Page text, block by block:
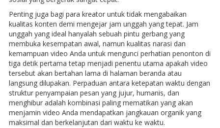
Penting juga bagi para kreator untuk tidak mengabaikan
kualitas konten demi mengejar jam unggah yang tepat. Jam
unggah yang ideal hanyalah sebuah pintu gerbang yang
membuka kesempatan awal, namun kualitas narasi dan
kemampuan video Anda untuk mengunci perhatian penonton di
tiga detik pertama tetap menjadi penentu utama apakah video
tersebut akan bertahan lama di halaman beranda atau
langsung dilupakan. Perpaduan antara ketepatan waktu dengan
struktur penyampaian pesan yang jujur, humanis, dan
menghibur adalah kombinasi paling mematikan yang akan
menjamin video Anda mendapatkan jangkauan organik yang
maksimal dan berkelanjutan dari waktu ke waktu.